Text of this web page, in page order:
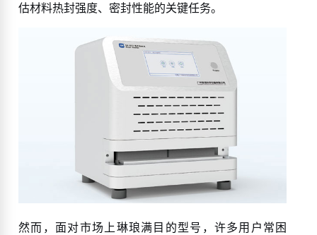
估材料热封强度、密封性能的关键任务。
然而，面对市场上琳琅满目的型号，许多用户常困